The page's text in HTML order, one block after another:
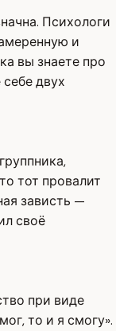
Психологи
и
вы знаете про
двух
тот провалит
зависть —
своё
при виде
то и я смогу».